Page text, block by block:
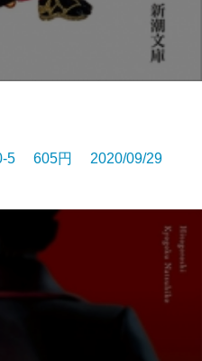
5 605円 2020/09/29